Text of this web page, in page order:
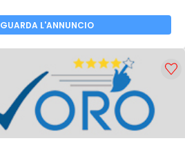
GUARDA L'ANNUNCIO